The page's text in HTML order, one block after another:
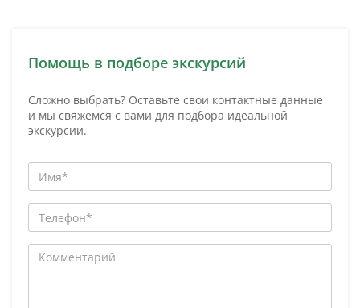
Помощь в подборе экскурсий
Сложно выбрать? Оставьте свои контактные данные
и мы свяжемся с вами для подбора идеальной
экскурсии.